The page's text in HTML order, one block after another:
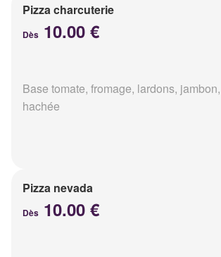
Pizza charcuterie
Dès 10.00 €
Base tomate, fromage, lardons,
hachée
Pizza nevada
Dès 10.00 €